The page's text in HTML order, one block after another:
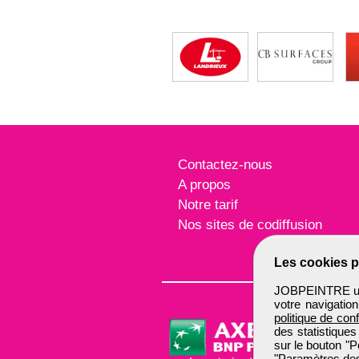
Les cookies
JOBPEINTRE
votre
politique de
des
sur le bouton
Contactez-nous
A propos
Notre tarif
Nos sites de codiffusion